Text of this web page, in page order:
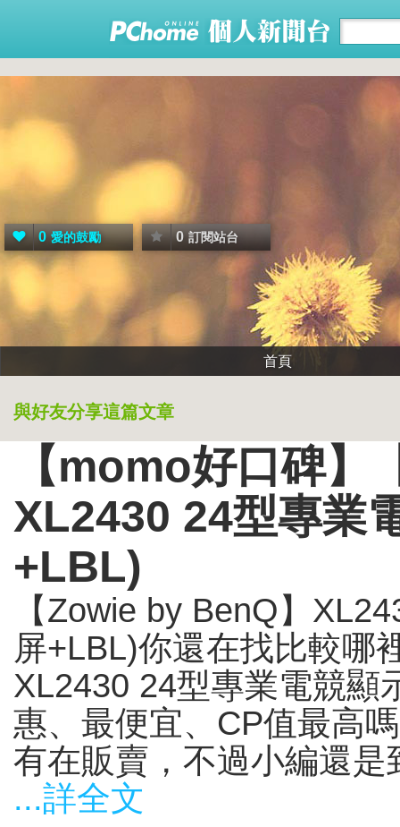
0 愛的鼓勵 0 訂閱站台
首頁
與好友分享這篇文章
【momo好口碑
XL2430 24型專業
+LBL)
【Zowie by BenQ】
屏+LBL)你還在找比較哪
XL2430 24型專業電競顯
惠、最便宜、CP值最高
有在販賣，不過小編還是
...詳全文